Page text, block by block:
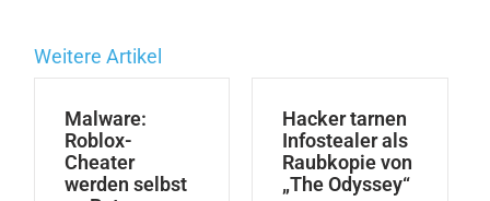
Weitere Artikel
Malware:
Roblox-
Cheater
werden selbst
Hacker tarnen
Infostealer als
Raubkopie von
„The Odyssey“